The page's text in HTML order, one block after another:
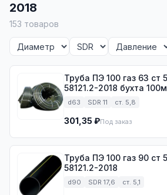
2018
153 товаров
Труба ПЭ 100 газ 63 ст 5,8 SDR 11 ГОСТ Р
58121.2-2018 бухта 100м
d63 SDR 11 ст. 5,8
301,35 ₽Под заказ
Труба ПЭ 100 газ 90 ст 5,1 SDR 17,6 ГОСТ Р
58121.2-2018
d90 SDR 17,6 ст. 5,1